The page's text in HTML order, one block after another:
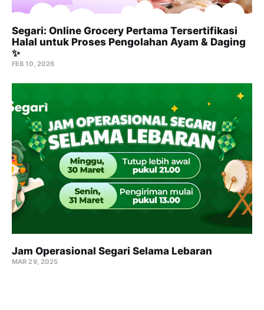
Segari: Online Grocery Pertama Tersertifikasi
Halal untuk Proses Pengolahan Ayam & Daging
✨
FEB 10, 2026
Jam Operasional Segari Selama Lebaran
MAR 29, 2025